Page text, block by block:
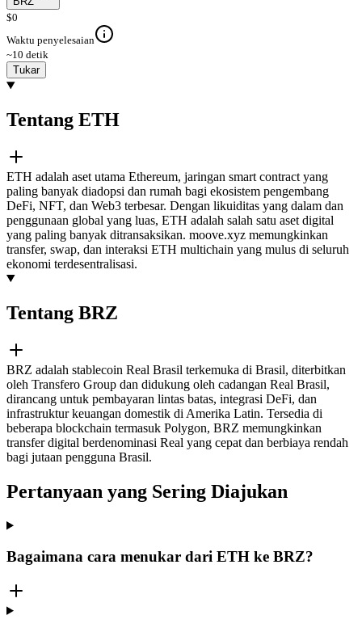
$0
Waktu penyelesaian
~10 detik
Tukar
Tentang ETH
ETH adalah aset utama Ethereum, jaringan smart contract yang
paling banyak diadopsi dan rumah bagi ekosistem pengembang
DeFi, NFT, dan Web3 terbesar. Dengan likuiditas yang dalam dan
penggunaan global yang luas, ETH adalah salah satu aset digital
yang paling banyak ditransaksikan. moove.xyz memungkinkan
transfer, swap, dan interaksi ETH multichain yang mulus di seluruh
ekonomi terdesentralisasi.
Tentang BRZ
BRZ adalah stablecoin Real Brasil terkemuka di Brasil, diterbitkan
oleh Transfero Group dan didukung oleh cadangan Real Brasil,
dirancang untuk pembayaran lintas batas, integrasi DeFi, dan
infrastruktur keuangan domestik di Amerika Latin. Tersedia di
beberapa blockchain termasuk Polygon, BRZ memungkinkan
transfer digital berdenominasi Real yang cepat dan berbiaya rendah
bagi jutaan pengguna Brasil.
Pertanyaan yang Sering Diajukan
Bagaimana cara menukar dari ETH ke BRZ?